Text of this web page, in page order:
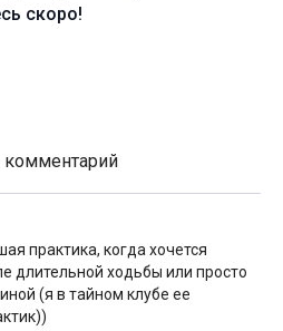
явлений в области таза.
реабилитолог и
опытом.Телеграм-канал
в практику!
в т.ч. начальный с нуля ( △ )
скоро!
комментарий
практика, когда хочется
длительной ходьбы или просто
(я в тайном клубе ее